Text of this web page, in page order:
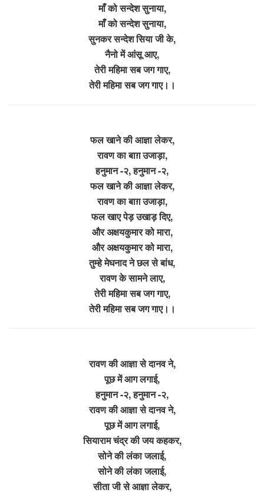
माँ को सन्देश सुनाया,
माँ को सन्देश सुनाया,
सुनकर सन्देश सिया जी के,
नैनो में आंसू आए,
तेरी महिमा सब जग गाए,
तेरी महिमा सब जग गाए।।
फल खाने की आज्ञा लेकर,
रावण का बाग़ उजाड़ा,
हनुमान -२, हनुमान -२,
फल खाने की आज्ञा लेकर,
रावण का बाग़ उजाड़ा,
फल खाए पेड़ उखाड़ दिए,
और अक्षयकुमार को मारा,
और अक्षयकुमार को मारा,
तुम्हे मेघनाद ने छल से बांध,
रावण के सामने लाए,
तेरी महिमा सब जग गाए,
तेरी महिमा सब जग गाए।।
रावण की आज्ञा से दानव ने,
पूछ में आग लगाई,
हनुमान -२, हनुमान -२,
रावण की आज्ञा से दानव ने,
पूछ में आग लगाई,
सियाराम चंद्र की जय कहकर,
सोने की लंका जलाई,
सोने की लंका जलाई,
सीता जी से आज्ञा लेकर,